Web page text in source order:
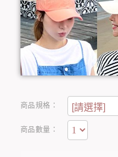
商品規格：
商品數量：